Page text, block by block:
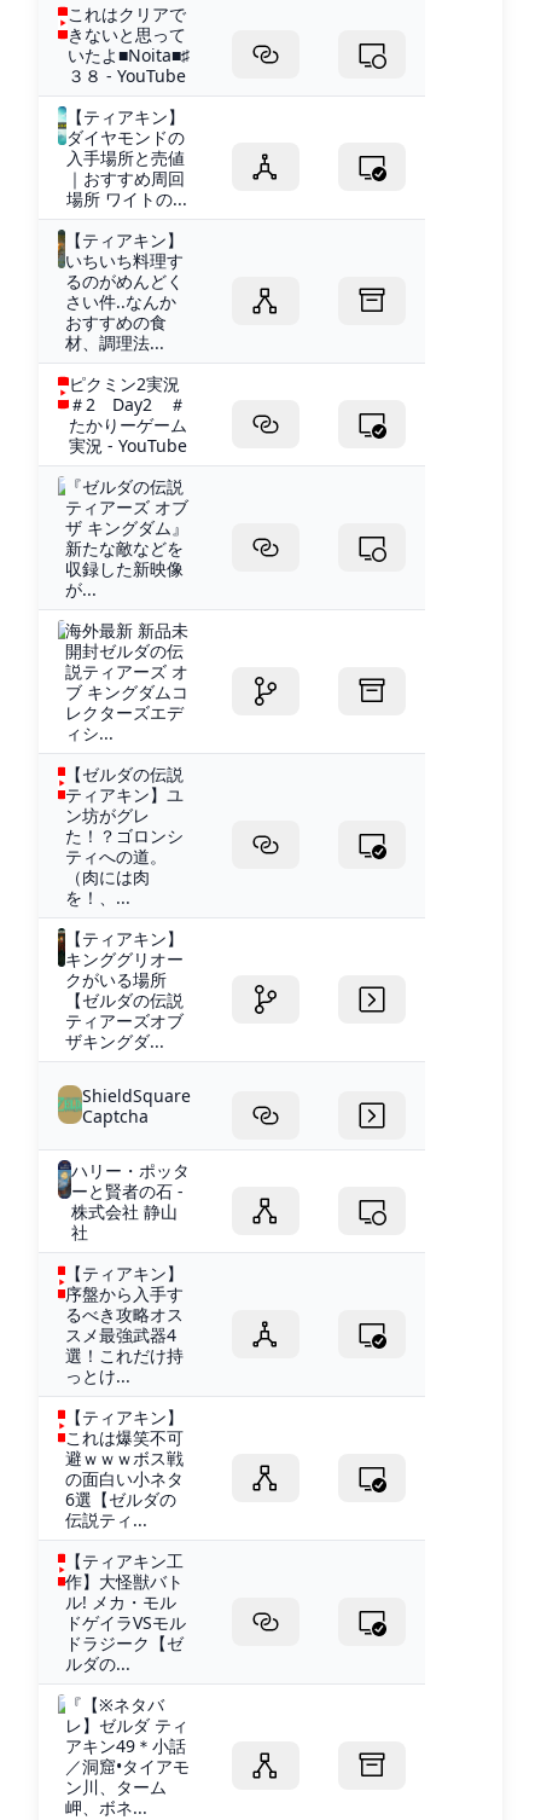
これはクリアで
きないと思って
いたよ■Noita■♯
３８ - YouTube
【ティアキン】
ダイヤモンドの
入手場所と売値
｜おすすめ周回
場所 ワイトの...
【ティアキン】
いちいち料理す
るのがめんどく
さい件..なんか
おすすめの食
材、調理法...
ピクミン2実況
＃2 Day2 ＃
たかりーゲーム
実況 - YouTube
『ゼルダの伝説
ティアーズ オブ
ザ キングダム』
新たな敵などを
収録した新映像
が...
海外最新 新品未
開封ゼルダの伝
説ティアーズ オ
ブ キングダムコ
レクターズエデ
ィシ...
【ゼルダの伝説
ティアキン】ユ
ン坊がグレ
た！？ゴロンシ
ティへの道。
（肉には肉
を！、...
【ティアキン】
キンググリオー
クがいる場所
【ゼルダの伝説
ティアーズオブ
ザキングダ...
ShieldSquare
Captcha
ハリー・ポッタ
ーと賢者の石 -
株式会社 静山
社
【ティアキン】
序盤から入手す
るべき攻略オス
スメ最強武器4
選！これだけ持
っとけ...
【ティアキン】
これは爆笑不可
避ｗｗｗボス戦
の面白い小ネタ
6選【ゼルダの
伝説ティ...
【ティアキン工
作】大怪獣バト
ル! メカ・モル
ドゲイラVSモル
ドラジーク【ゼ
ルダの...
『【※ネタバ
レ】ゼルダ ティ
アキン49＊小話
／洞窟•タイアモ
ン川、ターム
岬、ボネ...